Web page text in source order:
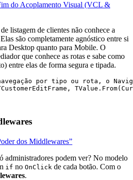
do Acoplamento Visual (VCL &
listagem de clientes não conhece a
são completamente agnóstico entre si
Desktop quanto para Mobile. O
que conhece as rotas e sabe como
entre elas de forma segura e tipada.
por tipo ou rota, o
TValue. From
dos Middlewares”
administradores podem ver? No modelo
if no OnClick de cada botão. Com o
.